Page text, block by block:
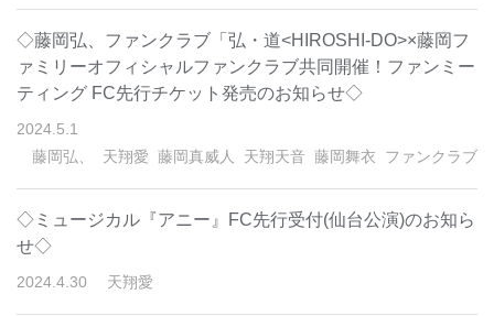
◇藤岡弘、ファンクラブ「弘・道<HIROSHI-DO>×藤岡フ
ァミリーオフィシャルファンクラブ共同開催！ファンミー
ティング FC先行チケット発売のお知らせ◇
2024 5 1
藤岡弘、
天翔愛 藤岡真威人 天翔天音 藤岡舞衣 ファンクラブ
◇ミュージカル『アニー』FC先行受付(仙台公演)のお知ら
せ◇
2024 4 30 天翔愛